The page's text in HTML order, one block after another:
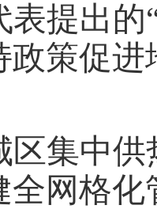
表提出的
政策促
区集中
全网格